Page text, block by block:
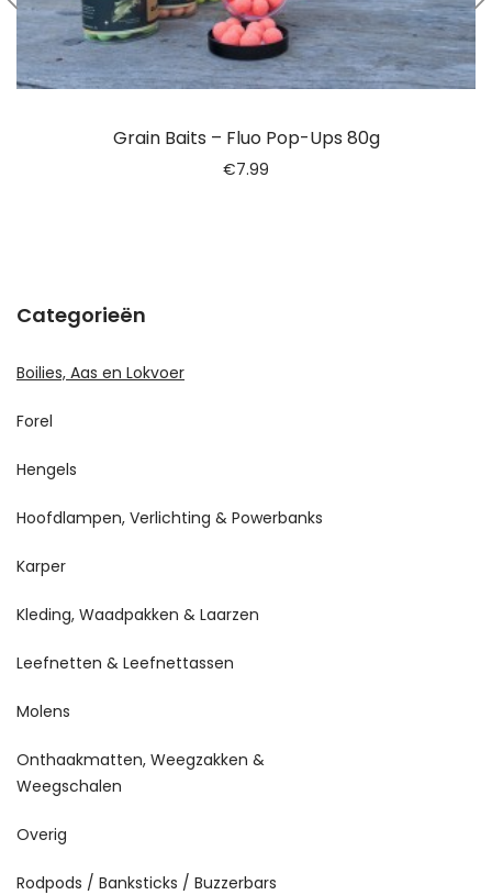
Grain Baits – Fluo Pop-Ups 80g
€7.99
Categorieën
Boilies, Aas en Lokvoer
Forel
Hengels
Hoofdlampen, Verlichting & Powerbanks
Karper
Kleding, Waadpakken & Laarzen
Leefnetten & Leefnettassen
Molens
Onthaakmatten, Weegzakken &
Weegschalen
Overig
Rodpods / Banksticks / Buzzerbars